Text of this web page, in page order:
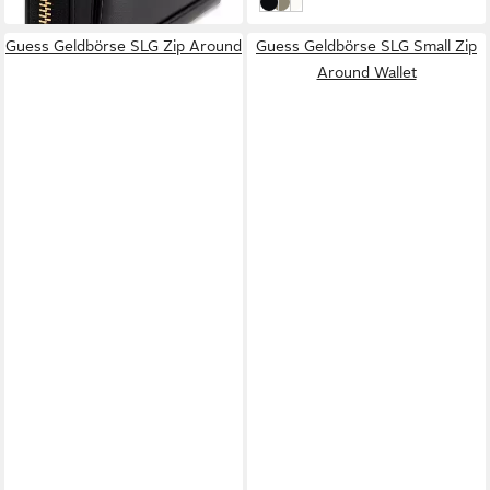
BlackDark Taupe
Bone
Guess Geldbörse SLG Zip Around
Guess Geldbörse SLG Small Zip
Around Wallet